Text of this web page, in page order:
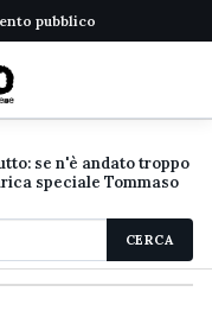
pubblico
se n'è andato troppo
speciale Tommaso
CERCA